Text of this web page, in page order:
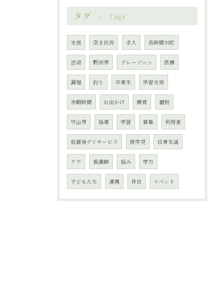
タグ Tags
支援 空き状況 求人 長時間対応
送迎 野洲市 グレーゾーン 医療
調理 釣り 卒業生 学習支援
余暇時間 お出かけ 療育 個別
守山市 指導 学習 募集 利用者
放課後デイサービス 就学児 日常生活
ケア 看護師 悩み 学力
子どもたち 連携 休日 イベント